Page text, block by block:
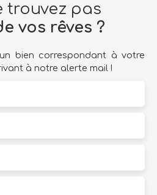
trouvez pas
vos rêves ?
bien correspondant à votre
à notre alerte mail !